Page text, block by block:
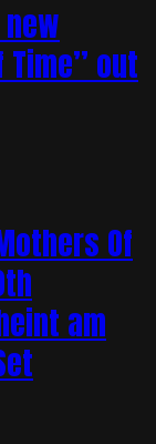
new
Time” out
Of
am